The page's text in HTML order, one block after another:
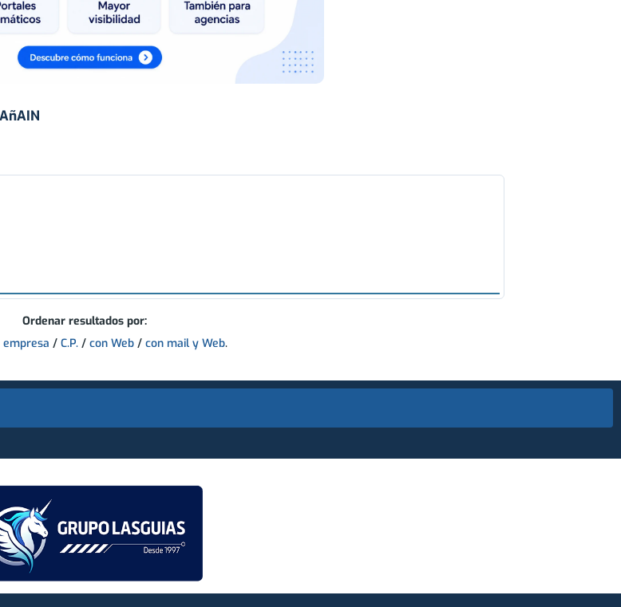
Ordenar resultados por:
empresa / C.P./ con Web/ con mail y Web.